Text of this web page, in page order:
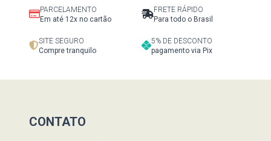
PARCELAMENTO
Em até 12x no cartão
FRETE RÁPIDO
Para todo o Brasil
SITE SEGURO
Compre tranquilo
5% DE DESCONTO
pagamento via Pix
CONTATO